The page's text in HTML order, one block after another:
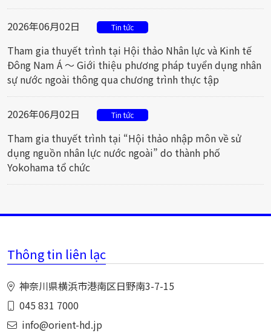
2026年06月02日 Tin tức
Tham gia thuyết trình tại Hội thảo Nhân lực và Kinh tế
Đông Nam Á ～ Giới thiệu phương pháp tuyển dụng nhân
sự nước ngoài thông qua chương trình thực tập
2026年06月02日 Tin tức
Tham gia thuyết trình tại “Hội thảo nhập môn về sử
dụng nguồn nhân lực nước ngoài” do thành phố
Yokohama tổ chức
Thông tin liên lạc
神奈川県横浜市港南区日野南3-7-15
045 831 7000
info@orient-hd.jp